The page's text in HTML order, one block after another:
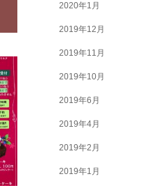
2020年1月
2019年12月
2019年11月
2019年10月
2019年6月
2019年4月
2019年2月
2019年1月